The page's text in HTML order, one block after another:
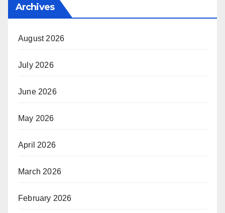
Archives
August 2026
July 2026
June 2026
May 2026
April 2026
March 2026
February 2026